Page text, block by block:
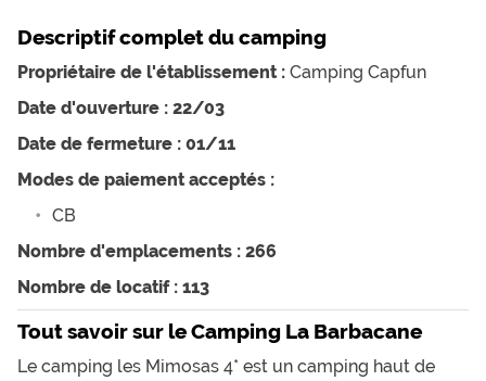
Descriptif complet du camping
Propriétaire de l'établissement : Camping Capfun
Date d'ouverture : 22/03
Date de fermeture : 01/11
Modes de paiement acceptés :
CB
Nombre d'emplacements : 266
Nombre de locatif : 113
Tout savoir sur le Camping La Barbacane
Le camping les Mimosas 4* est un camping haut de